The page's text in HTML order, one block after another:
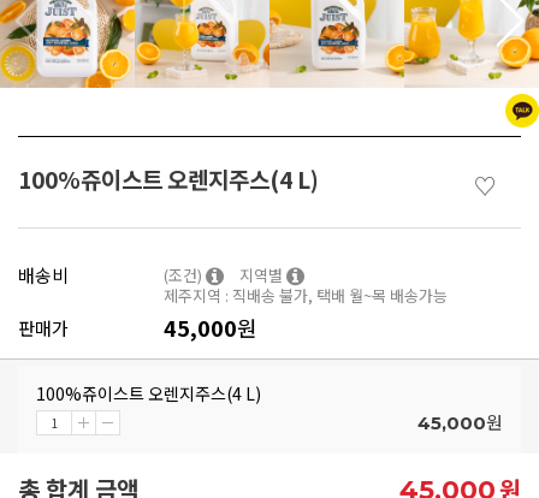
100%쥬이스트 오렌지주스(4 L) ♡
배송비 (조건)
지역별
제주지역 : 직배송 불가, 택배 월~목 배송가능
판매가 45,000원
100%쥬이스트 오렌지주스(4 L)
45,000원
총 합계 금액 45,000원